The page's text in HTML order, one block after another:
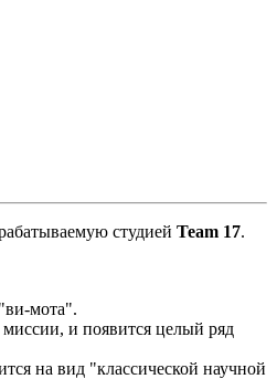
студией Team 17.
мота".
и появится целый ряд
на вид "классической научной